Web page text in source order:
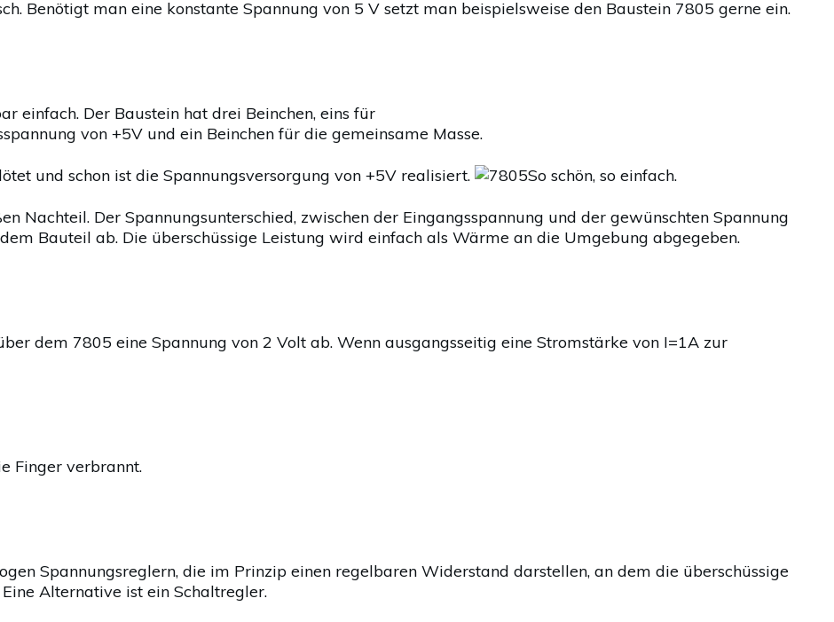
Benötigt man eine konstante Spannung von 5 V setzt man beispielsweise den Baustein 7805 gerne ein.
einfach. Der Baustein hat drei Beinchen, eins für
von +5V und ein Beinchen für die gemeinsame Masse.
und schon ist die Spannungsversorgung von +5V realisiert. So schön, so einfach.
Nachteil. Der Spannungsunterschied, zwischen der Eingangsspannung und der gewünschten Spannung
Bauteil ab. Die überschüssige Leistung wird einfach als Wärme an die Umgebung abgegeben.
dem 7805 eine Spannung von 2 Volt ab. Wenn ausgangsseitig eine Stromstärke von I=1A zur
Finger verbrannt.
Spannungsreglern, die im Prinzip einen regelbaren Widerstand darstellen, an dem die überschüssige
Alternative ist ein Schaltregler.